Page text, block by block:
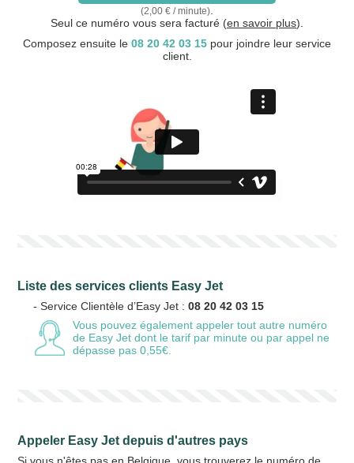
(2,00 € / minute)
Seul ce numéro vous sera facturé (en savoir plus).
Composez ensuite le 08 20 42 03 15 pour joindre leur service
client.
Liste des services clients Easy Jet
- Service Clientèle d’Easy Jet :08 20 42 03 15
Vous pouvez également appeler tout autre numéro
de Easy Jet dont le tarif par minute ou par appel ne
dépasse pas 0,55€.
Appeler Easy Jet depuis d'autres pays